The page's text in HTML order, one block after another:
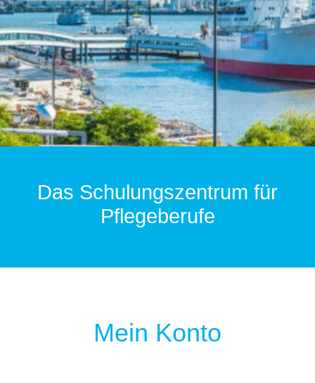
Das Schulungszentrum für
Pflegeberufe
Mein Konto